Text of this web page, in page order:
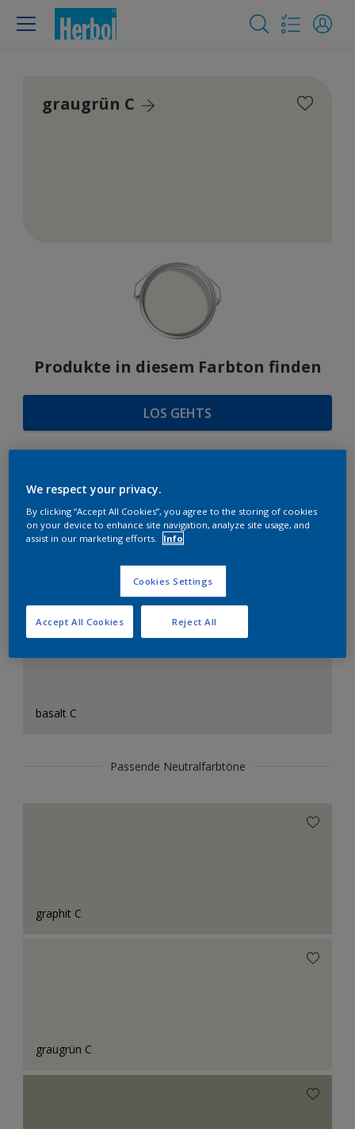
graugrün C
Produkte in diesem Farbton finden
LOS GEHTS
FARBAUSWAHL
Das perfekte Weiß
basalt C
Passende Neutralfarbtöne
graphit C
graugrün C
We respect your privacy.
By clicking “Accept All Cookies”, you agree to the storing of cookies
on your device to enhance site navigation, analyze site usage, and
assist in our marketing efforts.
Info
Cookies Settings
Reject All
Accept All Cookies